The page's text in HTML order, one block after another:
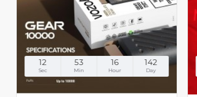
142
Day
16
Hour
53
Min
11
Sec